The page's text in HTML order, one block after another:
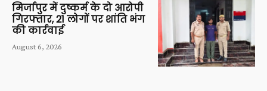
मिर्जापुर में दुष्कर्म के दो आरोपी
गिरफ्तार, 21 लोगों पर शांति भंग
की कार्रवाई
August 6, 2026